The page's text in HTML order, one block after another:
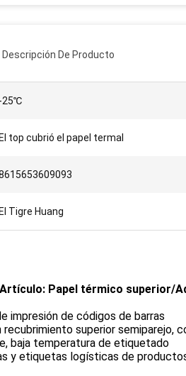
Descripción De Producto
-25℃
El top cubrió el papel termal
El Tigre Huang
Artículo: Papel térmico superior/
impresión de códigos de barras
superior semiparejo,
baja temperatura de etiquetado
y etiquetas logísticas de